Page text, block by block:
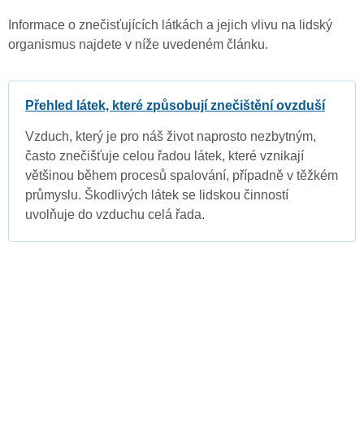
Informace o znečisťujících látkách a jejich vlivu na lidský
organismus najdete v níže uvedeném článku.
Přehled látek, které způsobují znečištění ovzduší
Vzduch, který je pro náš život naprosto nezbytným,
často znečišťuje celou řadou látek, které vznikají
většinou během procesů spalování, případně v těžkém
průmyslu. Škodlivých látek se lidskou činností
uvolňuje do vzduchu celá řada.